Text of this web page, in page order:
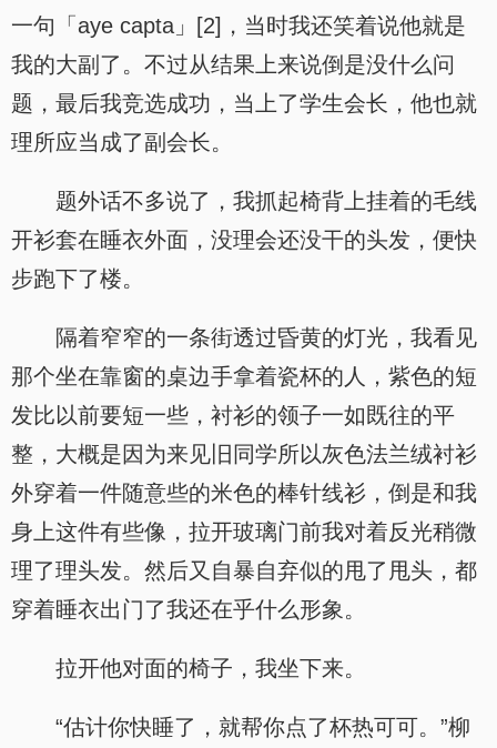
一句「aye capta」[2]，当时我还笑着说他就是
我的大副了。不过从结果上来说倒是没什么问
题，最后我竞选成功，当上了学生会长，他也就
理所应当成了副会长。
题外话不多说了，我抓起椅背上挂着的毛线
开衫套在睡衣外面，没理会还没干的头发，便快
步跑下了楼。
隔着窄窄的一条街透过昏黄的灯光，我看见
那个坐在靠窗的桌边手拿着瓷杯的人，紫色的短
发比以前要短一些，衬衫的领子一如既往的平
整，大概是因为来见旧同学所以灰色法兰绒衬衫
外穿着一件随意些的米色的棒针线衫，倒是和我
身上这件有些像，拉开玻璃门前我对着反光稍微
理了理头发。然后又自暴自弃似的甩了甩头，都
穿着睡衣出门了我还在乎什么形象。
拉开他对面的椅子，我坐下来。
“估计你快睡了，就帮你点了杯热可可。”柳